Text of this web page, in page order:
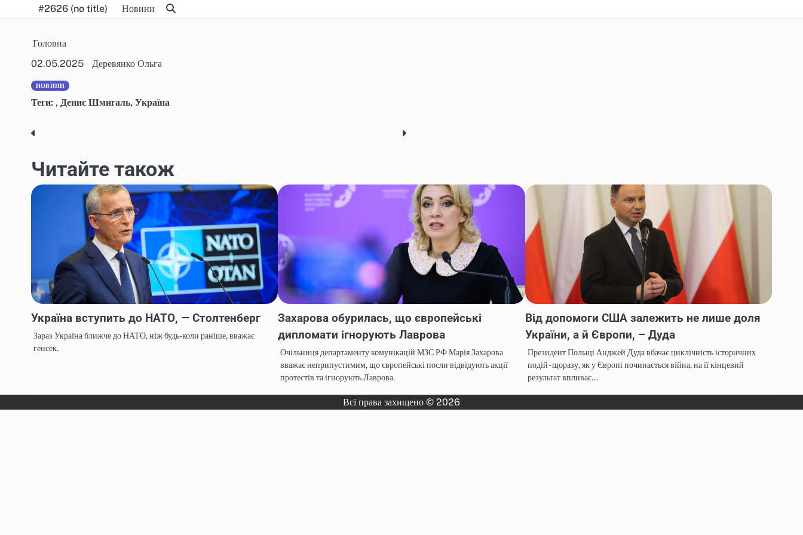
to
#2626 (no title) Новини
Головна
02.05.2025
Деревянко Ольга
НОВИНИ
Теги: , Денис Шмигаль, Україна
Post
navigation
Читайте також
Україна вступить до НАТО, — Столтенберг
Зараз Україна ближче до НАТО, ніж будь-коли раніше, вважає
генсек.
Захарова обурилась, що європейські
дипломати ігнорують Лаврова
Очільниця департаменту комунікацій МЗС РФ Марія Захарова
вважає неприпустимим, що європейські посли відвідують акції
протестів та ігнорують Лаврова.
Від допомоги США залежить не лише доля
України, а й Європи, – Дуда
Президент Польщі Анджей Дуда вбачає циклічність історичних
подій - щоразу, як у Європі починається війна, на її кінцевий
результат впливає…
Всі права захищено © 2026